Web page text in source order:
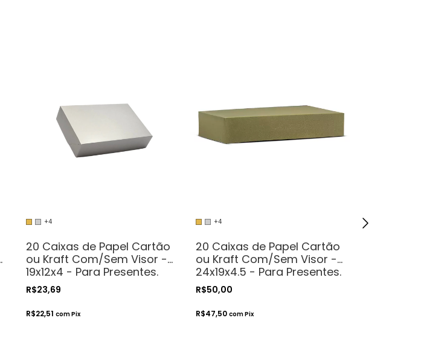
+4
20 Caixas de Papel Cartão
ou Kraft Com/Sem Visor -
19x12x4 - Para Presentes.
Cosméticos ou
Artesanatos
R$23,69
R$22,51 comPix
+4
20 Caixas de Papel Cartão
ou Kraft Com/Sem Visor -
24x19x4.5 - Para Presentes.
Cosméticos ou
Artesanatos
R$50,00
R$47,50 comPix